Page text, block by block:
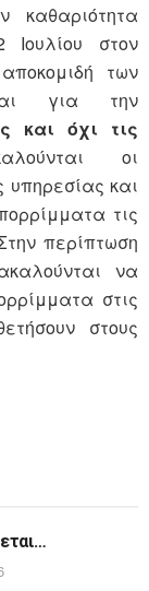
καθαριότητα
Ιουλίου στον
των
για την
και όχι τις
οι
υπηρεσίας και
τις
περίπτωση
να
στις
στους